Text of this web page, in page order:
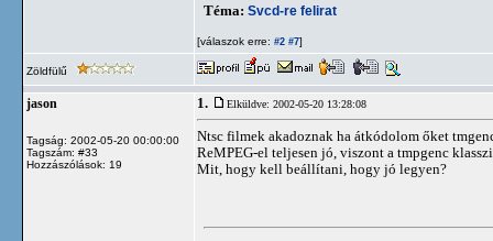
Téma: Svcd-re felirat
[válaszok erre: #2 #7]
Zöldfülű
jason
Tagság: 2002-05-20 00:00:00
Tagszám: #33
Hozzászólások: 19
1. Elküldve: 2002-05-20 13:28:08
Ntsc filmek akadoznak ha átkódolom őket
ReMPEG-el teljesen jó, viszont a tmpgenc
Mit, hogy kell beállítani, hogy jó legyen?